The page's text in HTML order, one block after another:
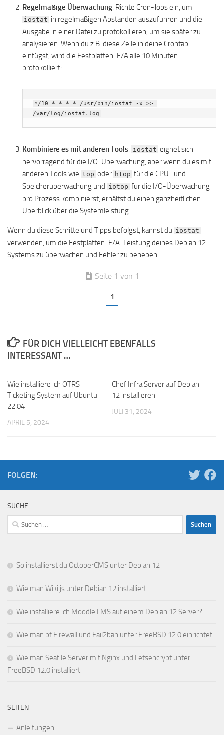
Regelmäßige Überwachung: Richte Cron-Jobs ein, um
iostat in regelmäßigen Abständen auszuführen und die
Ausgabe in einer Datei zu protokollieren, um sie später zu
analysieren. Wenn du z.B. diese Zeile in deine Crontab
einfügst, wird die Festplatten-E/A alle 10 Minuten
protokolliert:
*/10 * * * * /usr/bin/iostat -x >>
/var/log/iostat.log
Kombiniere es mit anderen Tools: iostat eignet sich
hervorragend für die I/O-Überwachung, aber wenn du es mit
anderen Tools wie top oder htop für die CPU- und
Speicherüberwachung und iotop für die I/O-Überwachung
pro Prozess kombinierst, erhältst du einen ganzheitlichen
Überblick über die Systemleistung.
Wenn du diese Schritte und Tipps befolgst, kannst du iostat
verwenden, um die Festplatten-E/A-Leistung deines Debian 12-
Systems zu überwachen und Fehler zu beheben.
Seite 1 von 1
1
FÜR DICH VIELLEICHT EBENFALLS
INTERESSANT …
Wie installiere ich OTRS
Ticketing System auf Ubuntu
22.04
APRIL 5, 2024
Chef Infra Server auf Debian
12 installieren
JULI 31, 2024
FOLGEN:
SUCHE
Suchen
nach:
So installierst du OctoberCMS unter Debian 12
Wie man Wiki.js unter Debian 12 installiert
Wie installiere ich Moodle LMS auf einem Debian 12 Server?
Wie man pf Firewall und Fail2ban unter FreeBSD 12.0 einrichtet
Wie man Seafile Server mit Nginx und Letsencrypt unter
FreeBSD 12.0 installiert
SEITEN
Anleitungen